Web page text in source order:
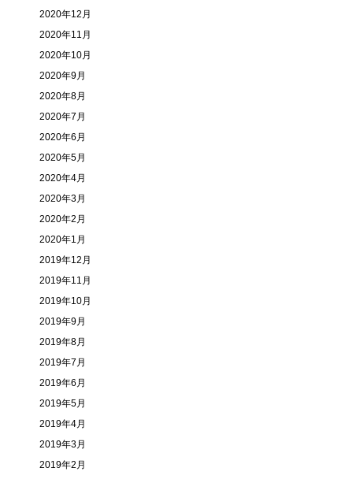
2020年12月
2020年11月
2020年10月
2020年9月
2020年8月
2020年7月
2020年6月
2020年5月
2020年4月
2020年3月
2020年2月
2020年1月
2019年12月
2019年11月
2019年10月
2019年9月
2019年8月
2019年7月
2019年6月
2019年5月
2019年4月
2019年3月
2019年2月